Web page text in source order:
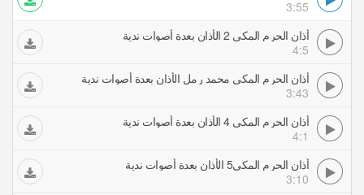
3:55
أذان الحرم المكي 2 الأذان بعدة أصوات ندية
4:5
أذان الحرم المكي محمد رمل الأذان بعدة أصوات ندية
3:43
أذان الحرم المكي 4 الأذان بعدة أصوات ندية
4:1
أذان الحرم المكي5 الأذان بعدة أصوات ندية
3:10